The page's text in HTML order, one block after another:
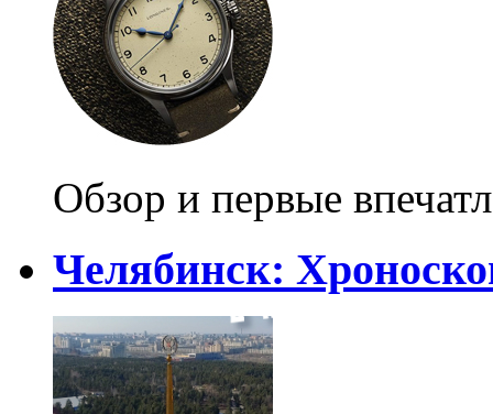
Обзор и первые
Челябинск: